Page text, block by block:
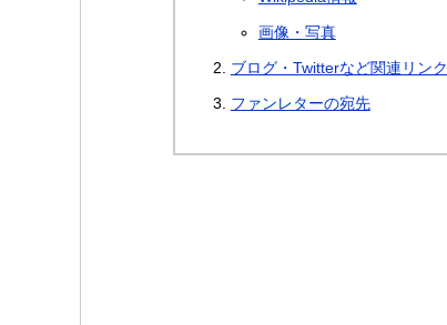
画像・写真
ブログ・Twitterなど関連リンク
ファンレターの宛先